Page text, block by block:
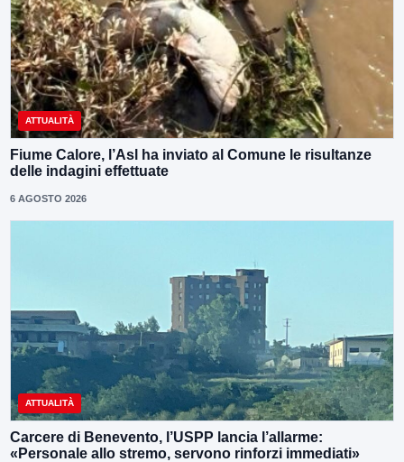
ATTUALITÀ
Fiume Calore, l’Asl ha inviato al Comune le risultanze
delle indagini effettuate
6 AGOSTO 2026
ATTUALITÀ
Carcere di Benevento, l’USPP lancia l’allarme:
«Personale allo stremo, servono rinforzi immediati»